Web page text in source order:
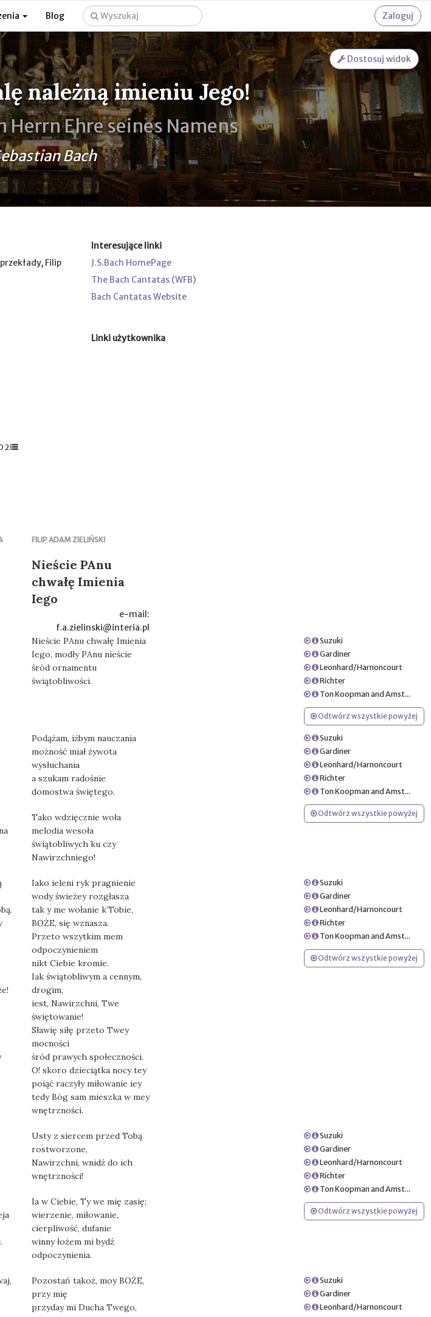
Blog Zaloguj
należną imieniu Jego!
Herrn Ehre seines Namens
Bach
Filip
2
Interesujące linki
J.S.Bach HomePage
The Bach Cantatas (WFB)
Bach Cantatas Website
Linki użytkownika
FILIP ADAM ZIELIŃSKI
Nieście PAnu
chwałę Imienia
Iego
e-mail:
f.a.zielinski@interia.pl
Nieście PAnu chwałę Imienia
Iego, modły PAnu nieście
śród ornamentu
świątobliwości.
Suzuki
Gardiner
Leonhard/Harnoncourt
Richter
Ton Koopman and Amst...
Odtwórz wszystkie powyżej
Podążam, iżbym nauczania
możność miał żywota
wysłuchania
a szukam radośnie
domostwa świętego.
Tako wdzięcznie woła
melodia wesoła
świątobliwych ku czy
Nawirzchniego!
Suzuki
Gardiner
Leonhard/Harnoncourt
Richter
Ton Koopman and Amst...
Odtwórz wszystkie powyżej
Iako ieleni ryk pragnienie
wody świeżey rozgłasza
tak y me wołanie k’Tobie,
BOŻE, się wznasza.
Przeto wszytkim mem
odpoczynieniem
nikt Ciebie kromie.
Iak świątobliwym a cennym,
drogim,
iest, Nawirzchni, Twe
świętowanie!
Sławię siłę przeto Twey
mocności
śród prawych społeczności.
O! skoro dzieciątka nocy tey
poiąć raczyły miłowanie iey
tedy Bóg sam mieszka w mey
wnętrzności.
Suzuki
Gardiner
Leonhard/Harnoncourt
Richter
Ton Koopman and Amst...
Odtwórz wszystkie powyżej
Usty z siercem przed Tobą
rostworzone,
Nawirzchni, wnidź do ich
wnętrzności!
Ia w Ciebie, Ty we mię zasię;
wierzenie, miłowanie,
cierpliwość, dufanie
winny łożem mi bydź
odpoczynienia.
Suzuki
Gardiner
Leonhard/Harnoncourt
Richter
Ton Koopman and Amst...
Odtwórz wszystkie powyżej
Pozostań takoż, moy BOŻE,
przy mię
przyday mi Ducha Twego,
Suzuki
Gardiner
Leonhard/Harnoncourt
Dostosuj widok